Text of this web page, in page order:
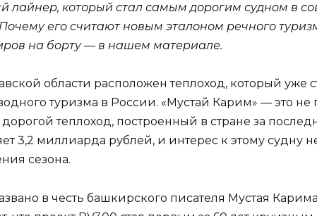
лайнер, который стал самым дорогим судном в
его считают новым эталоном речного
на борту — в нашем материале.
области расположен теплоход, который уже
туризма в России. «Мустай Карим» — это
теплоход, построенный в стране за
3,2 миллиарда рублей, и интерес к этому судну
сезона.
в честь башкирского писателя Мустая